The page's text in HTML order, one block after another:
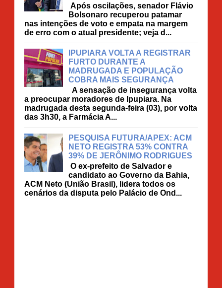
Após oscilações, senador Flávio
Bolsonaro recuperou patamar
nas intenções de voto e empata na margem
de erro com o atual presidente; veja d...
IPUPIARA VOLTA A REGISTRAR
FURTO DURANTE A
MADRUGADA E POPULAÇÃO
COBRA MAIS SEGURANÇA
A sensação de insegurança volta
a preocupar moradores de Ipupiara. Na
madrugada desta segunda-feira (03), por volta
das 3h30, a Farmácia A...
PESQUISA FUTURA/APEX: ACM
NETO REGISTRA 53% CONTRA
39% DE JERÔNIMO RODRIGUES
O ex-prefeito de Salvador e
candidato ao Governo da Bahia,
ACM Neto (União Brasil), lidera todos os
cenários da disputa pelo Palácio de Ond...